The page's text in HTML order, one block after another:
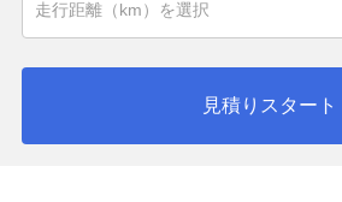
見積りスタート